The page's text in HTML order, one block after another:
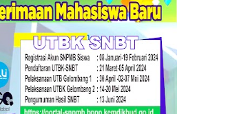
dilaksanakan di Jentera Malay, Rumah Dinas
untuk program di bidang pendidikan,
Daerah, para camat se-Kabupaten
masyarakat. Menurutnya,